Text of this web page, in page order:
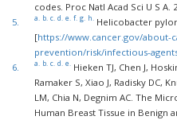
codes. Proc Natl Acad Sci U S A.
5.
a. b. c. d. e. f. g. h. Helicobacter
[https://www.cancer.gov/about-
prevention/risk/infectious-
6.
a. b. c. d. e. Hieken TJ, Chen J,
Ramaker S, Xiao J, Radisky DC,
LM, Chia N, Degnim AC. The
Human Breast Tissue in Benign